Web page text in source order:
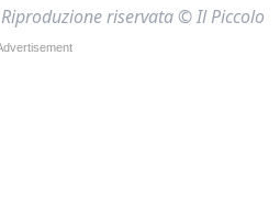
Riproduzione riservata © Il Piccolo